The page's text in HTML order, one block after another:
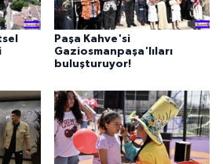
Paşa Kahve'si
Gaziosmanpaşa'lıları
buluşturuyor!